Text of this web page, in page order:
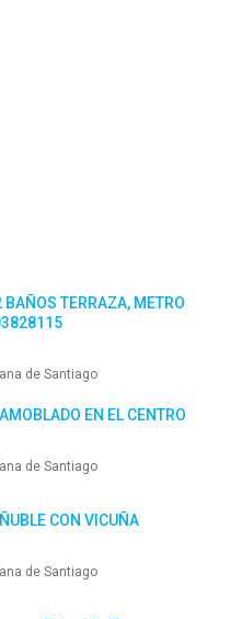
BAÑOS TERRAZA, METRO
de Santiago
EN EL CENTRO
de Santiago
CON VICUÑA
de Santiago